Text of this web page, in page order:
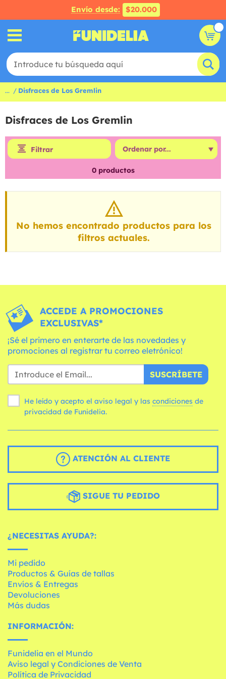
Envío desde: $20.000
... Disfraces de Los Gremlin
Disfraces de Los Gremlin
Filtrar
0productos
No hemos encontrado productos para los
filtros actuales.
ACCEDE A PROMOCIONES
EXCLUSIVAS*
¡Sé el primero en enterarte de las novedades y
promociones al registrar tu correo eletrónico!
SUSCRÍBETE
He leído y acepto el aviso legal y las condiciones
privacidad de Funidelia.
ATENCIÓN AL CLIENTE
SIGUE TU PEDIDO
¿NECESITAS AYUDA?:
Mi pedido
Productos & Guías de tallas
Envíos & Entregas
Devoluciones
Más dudas
INFORMACIÓN:
Funidelia en el Mundo
Aviso legal y Condiciones de Venta
Política de Privacidad